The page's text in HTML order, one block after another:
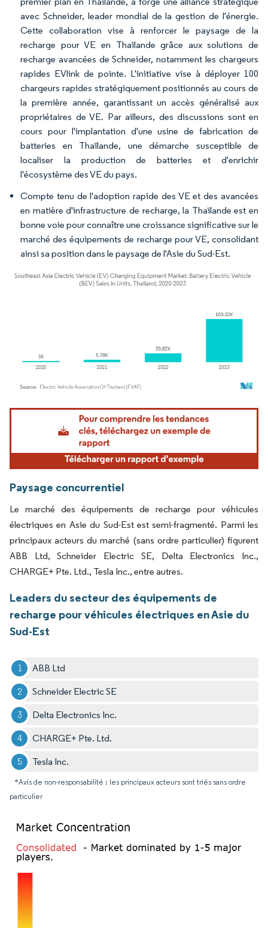
avec Schneider, leader mondial de la gestion de l'énergie.
Cette collaboration vise à renforcer le paysage de la
recharge pour VE en Thaïlande grâce aux solutions de
recharge avancées de Schneider, notamment les chargeurs
rapides EVlink de pointe. L'initiative vise à déployer 100
chargeurs rapides stratégiquement positionnés au cours de
la première année, garantissant un accès généralisé aux
propriétaires de VE. Par ailleurs, des discussions sont en
cours pour l'implantation d'une usine de fabrication de
batteries en Thaïlande, une démarche susceptible de
localiser la production de batteries et d'enrichir
l'écosystème des VE du pays.
Compte tenu de l'adoption rapide des VE et des avancées
en matière d'infrastructure de recharge, la Thaïlande est en
bonne voie pour connaître une croissance significative sur le
marché des équipements de recharge pour VE, consolidant
ainsi sa position dans le paysage de l'Asie du Sud-Est.
Image © Mordor Intelligence. La réutilisation nécessite une attribution sous CC BY
Paysage concurrentiel
Le marché des équipements de recharge pour véhicules
électriques en Asie du Sud-Est est semi-fragmenté. Parmi les
principaux acteurs du marché (sans ordre particulier) figurent
ABB Ltd, Schneider Electric SE, Delta Electronics Inc.,
CHARGE+ Pte. Ltd., Tesla Inc., entre autres.
Leaders du secteur des équipements de
recharge pour véhicules électriques en Asie du
Sud-Est
ABB Ltd
Schneider Electric SE
Delta Electronics Inc.
CHARGE+ Pte. Ltd.
Tesla Inc.
*Avis de non-responsabilité : les principaux acteurs sont triés sans ordre
particulier